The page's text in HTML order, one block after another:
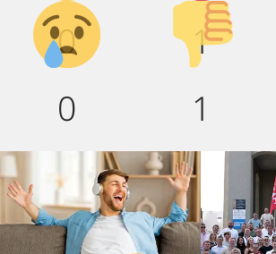
0 1
Грусть :(
0
Палец
вниз!
1